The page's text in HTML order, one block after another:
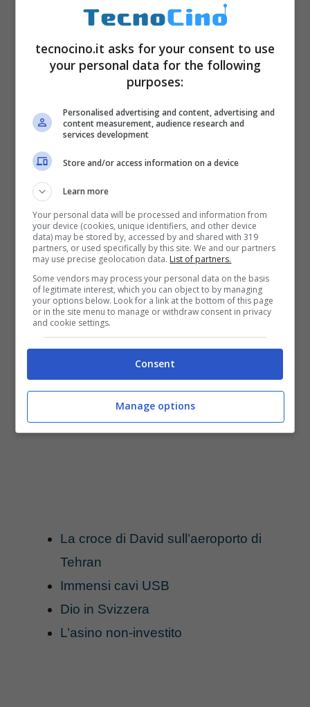
Su Google Maps spazio anche a come
cambia il mondograzie alle foto storiche
grazie ailayer di approfondimento che
raccontano il territorio e le sue variazioni
sia i mashupcon le sovrapposizioni di foto
[npgallery id=”11551″]
E per chi ama ilmisteroecco le località più
segrete e per questo motivo censurate:
[npgallery id=”11429″]
Altre foto da Google Maps da non perdersi:
La croce di David sull’aeroporto di
Tehran
Immensi cavi USB
Dio in Svizzera
L’asino non-investito
tecnocino.it asks for your consent to use
your personal data for the following
purposes:
Personalised advertising and content, advertising and
content measurement, audience research and
services development
Store and/or access information on a device
Learn more
Your personal data will be processed and information from
your device (cookies, unique identifiers, and other device
data) may be stored by, accessed by and shared with 319
partners, or used specifically by this site. We and our partners
may use precise geolocation data. List of partners.
Some vendors may process your personal data on the basis
of legitimate interest, which you can object to by managing
your options below. Look for a link at the bottom of this page
or in the site menu to manage or withdraw consent in privacy
and cookie settings.
Consent
Manage options